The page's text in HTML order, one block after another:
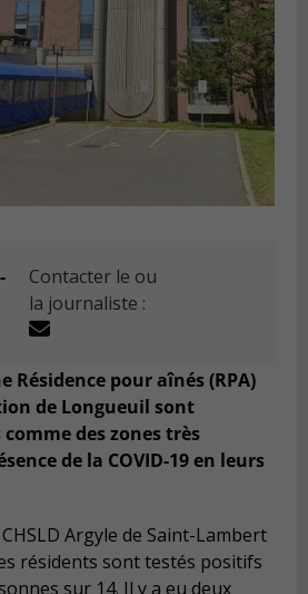
Contacter le ou
la journaliste :
Résidence pour aînés (RPA)
de Longueuil sont
des zones très
de la COVID-19 en leurs
Argyle de Saint-Lambert
résidents sont testés positifs
sur 14. Il y a eu deux